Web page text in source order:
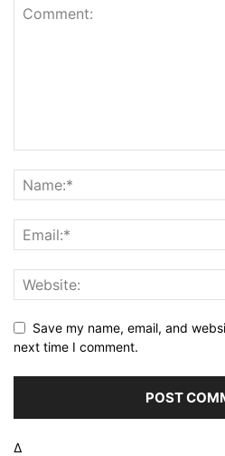
Save my name, email, and
next time I comment.
Δ